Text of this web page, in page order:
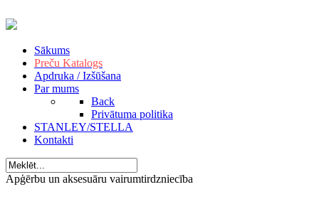
Sākums
Preču Katalogs
Apdruka / Izšūšana
Par mums
Back
Privātuma politika
STANLEY/STELLA
Kontakti
Apģērbu un aksesuāru vairumtirdzniecība